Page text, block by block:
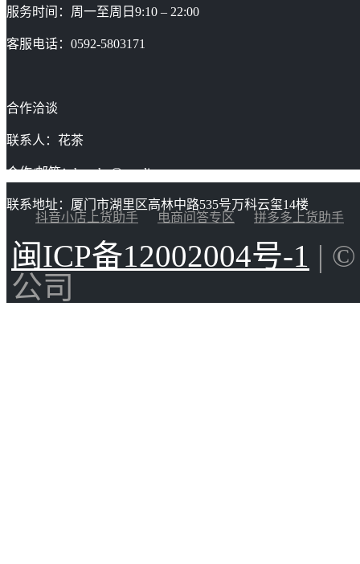
服务时间：周一至周日9:10 – 22:00
客服电话：0592-5803171
合作洽谈
联系人：花茶
合作/邮箱：huacha@gaoding.com
联系地址：厦门市湖里区高林中路535号万科云玺14楼
抖音小店上货助手
电商问答专区 拼多多上货助手
闽ICP备12002004号-1 |
公司